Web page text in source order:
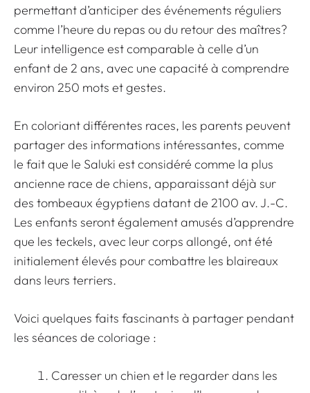
permettant d’anticiper des événements réguliers
comme l’heure du repas ou du retour des maîtres?
Leur intelligence est comparable à celle d’un
enfant de 2 ans, avec une capacité à comprendre
environ 250 mots et gestes.
En coloriant différentes races, les parents peuvent
partager des informations intéressantes, comme
le fait que le Saluki est considéré comme la plus
ancienne race de chiens, apparaissant déjà sur
des tombeaux égyptiens datant de 2100 av. J.-C.
Les enfants seront également amusés d’apprendre
que les teckels, avec leur corps allongé, ont été
initialement élevés pour combattre les blaireaux
dans leurs terriers.
Voici quelques faits fascinants à partager pendant
les séances de coloriage :
Caresser un chien et le regarder dans les